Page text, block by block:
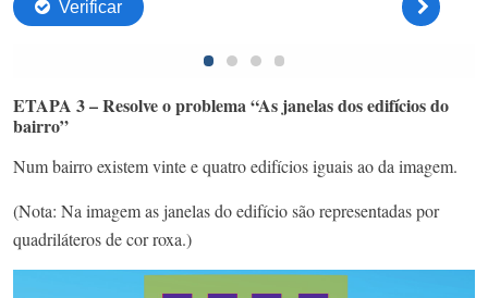
ETAPA 3 – Resolve o problema “As janelas dos edifícios do
bairro”
Num bairro existem vinte e quatro edifícios iguais ao da imagem.
(Nota: Na imagem as janelas do edifício são representadas por
quadriláteros de cor roxa.)